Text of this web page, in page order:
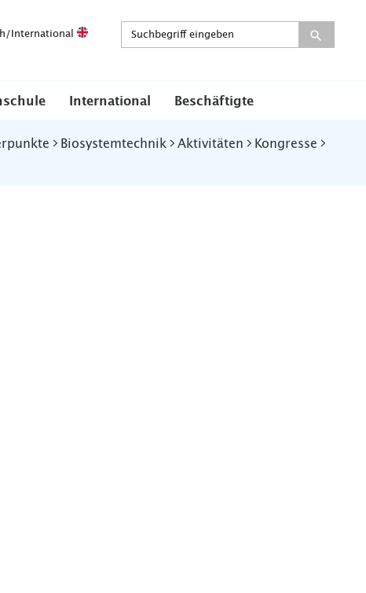
International
International Beschäftigte
Biosystemtechnik Aktivitäten
Kongresse